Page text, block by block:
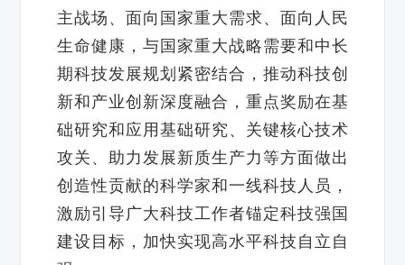
主战场、面向国家重大需求、面向人民
生命健康，与国家重大战略需要和中长
期科技发展规划紧密结合，推动科技创
新和产业创新深度融合，重点奖励在基
础研究和应用基础研究、关键核心技术
攻关、助力发展新质生产力等方面做出
创造性贡献的科学家和一线科技人员，
激励引导广大科技工作者锚定科技强国
建设目标，加快实现高水平科技自立自